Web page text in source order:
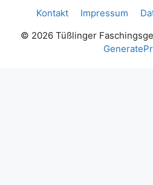
Kontakt Impressum
© 2026 Tüßlinger